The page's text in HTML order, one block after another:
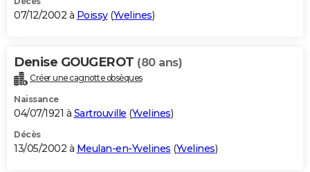
07/12/2002 à Poissy(Yvelines)
Denise GOUGEROT (80 ans)
Créer une cagnotte obsèques
Naissance
04/07/1921 à Sartrouville (Yvelines)
Décès
13/05/2002 à Meulan-en-Yvelines (Yvelines)